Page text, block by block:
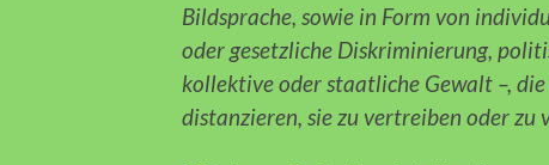
Bildsprache, sowie in Form von
oder gesetzliche Diskriminierung,
kollektive oder staatliche Gewalt –,
distanzieren, sie zu vertreiben oder zu